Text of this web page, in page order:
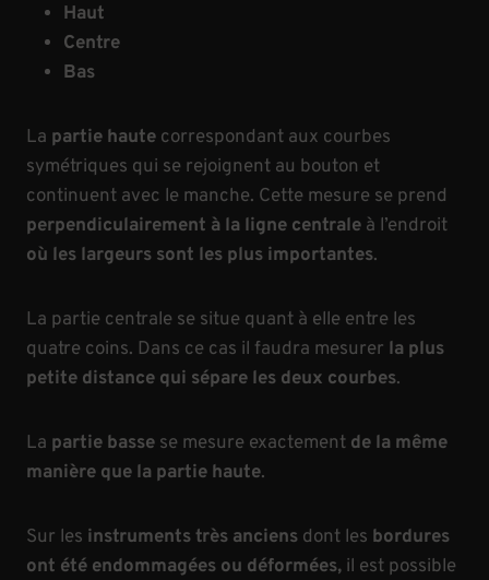
Haut
Centre
Bas
La partie haute correspondant aux courbes
symétriques qui se rejoignent au bouton et
continuent avec le manche. Cette mesure se prend
perpendiculairement à la ligne centrale à l’endroit
où les largeurs sont les plus importantes.
La partie centrale se situe quant à elle entre les
quatre coins. Dans ce cas il faudra mesurer la plus
petite distance qui sépare les deux courbes.
La partie basse se mesure exactement de la même
manière que la partie haute.
Sur les instruments très anciens dont les bordures
ont été endommagées ou déformées, il est possible